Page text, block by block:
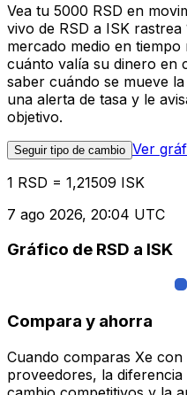
Vea tu 5000 RSD en
vivo de RSD a ISK rastrea
mercado medio en
cuánto valía su dinero en
saber cuándo se mueve
una alerta de tasa y le
objetivo.
Seguir tipo de cambio Ver
1 RSD = 1,21509 ISK
7 ago 2026, 20:04 UTC
Gráfico de RSD a ISK
Compara y ahorra
Cuando comparas Xe
proveedores, la